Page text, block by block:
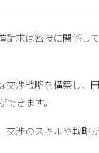
請求は密接に関係し
交渉戦略を構築し、
きます。
渉のスキルや戦略